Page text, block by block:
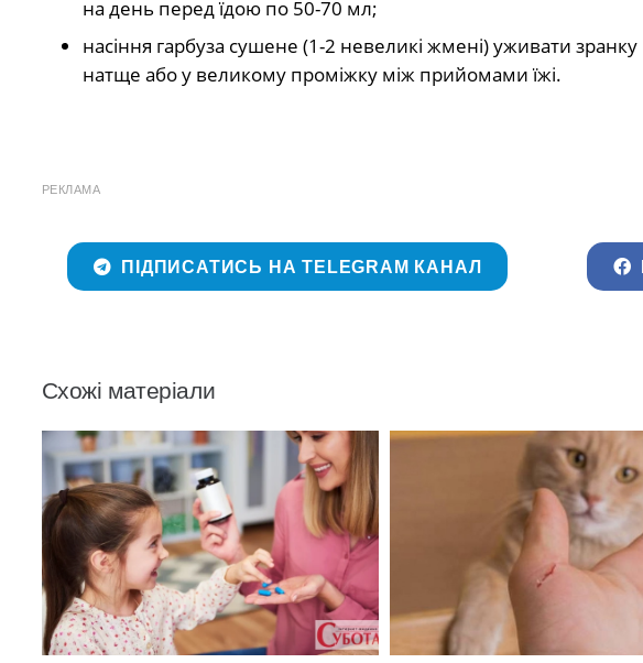
на день перед їдою по 50-70 мл;
насіння гарбуза сушене (1-2 невеликі жмені) уживати зранку
натще або у великому проміжку між прийомами їжі.
РЕКЛАМА
ПІДПИСАТИСЬ НА TELEGRAM КАНАЛ
Схожі матеріали